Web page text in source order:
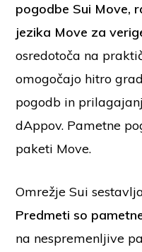
pogodbe Sui Move,
jezika Move za
osredotoča na
omogočajo hitro
pogodb in
dAppov. Pametne
paketi Move.
Omrežje Sui
Predmeti so
na nespremenljive